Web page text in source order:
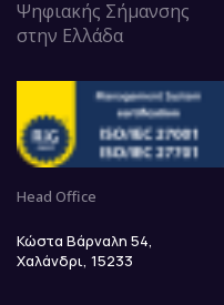
Ψηφιακής Σήμανσης
στην Ελλάδα
Head Office
Κώστα Βάρναλη 54,
Χαλάνδρι, 15233